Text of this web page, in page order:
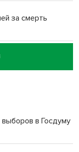
за смерть
смерть
выборов в Госдуму